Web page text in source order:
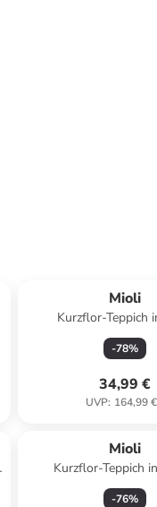
Mioli
Kurzflor-Teppich
-78%
34,99 €
UVP: 164,99 €
Mioli
Kurzflor-Teppich
Dunkelblau
-76%